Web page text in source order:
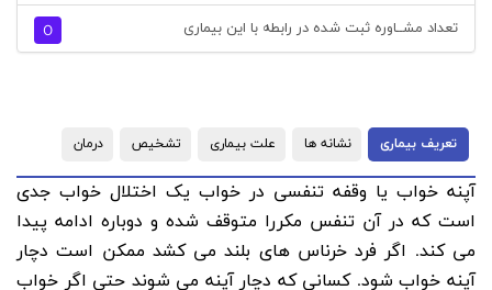
تعداد مشــاوره ثبت شده در رابطه با این بیماری 0
تعریف بیماری نشانه ها علت بیماری تشخیص درمان
آپنه خواب یا وقفه تنفسی در خواب یک اختلال خواب جدی
است که در آن تنفس مکررا متوقف شده و دوباره ادامه پیدا
می کند. اگر فرد خرناس های بلند می کشد ممکن است دچار
آپنه خواب شود. کسانی که دچار آپنه می شوند حتی اگر خواب